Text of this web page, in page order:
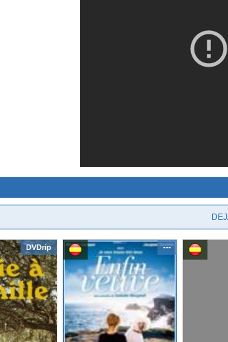
DVDrip ---